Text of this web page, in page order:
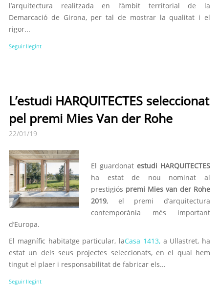
l’arquitectura realitzada en l’àmbit territorial de la
Demarcació de Girona, per tal de mostrar la qualitat i el
rigor...
Seguir llegint
L’estudi HARQUITECTES seleccionat
pel premi Mies Van der Rohe
22/01/19
El guardonatestudi HARQUITECTES
ha estat de nou nominat al
prestigiós premi Mies van der Rohe
2019, el premi d’arquitectura
contemporània més important
d’Europa.
El magnífic habitatge particular, laCasa 1413,a Ullastret, ha
estat un dels seus projectes seleccionats, en el qual hem
tingut el plaer i responsabilitat de fabricar els...
Seguir llegint